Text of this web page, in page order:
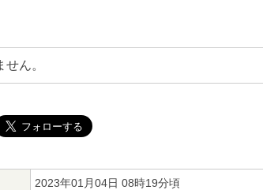
ん。
2023年01月04日 08時19分頃